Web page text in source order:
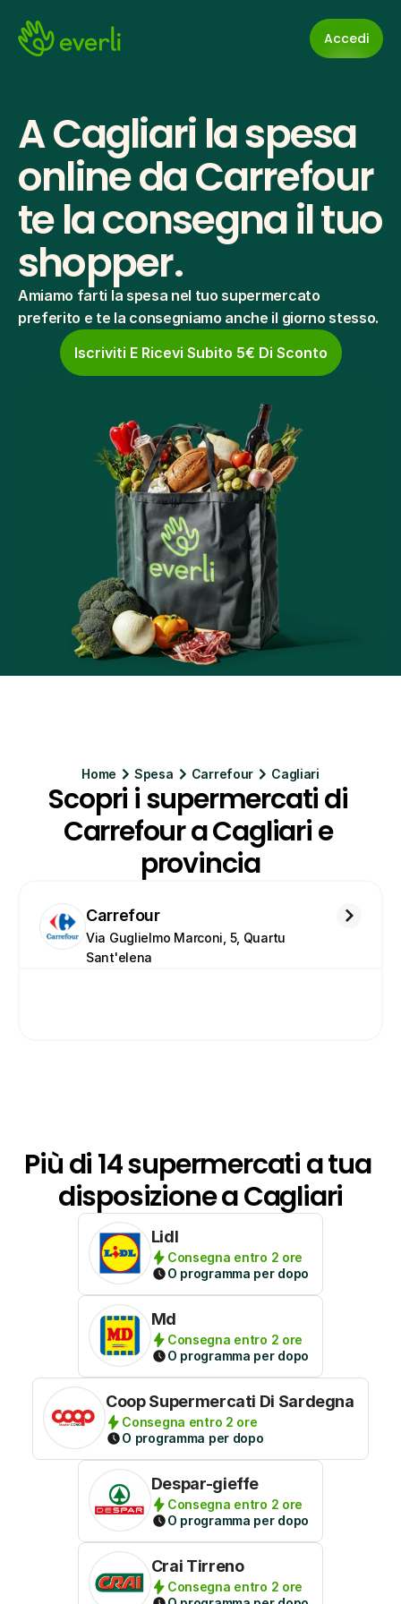
Accedi
A Cagliari la spesa
online da Carrefour
te la consegna il tuo
shopper.
Amiamo farti la spesa nel tuo supermercato
preferito e te la consegniamo anche il giorno stesso.
Iscriviti E Ricevi Subito 5€ Di Sconto
Home Spesa Carrefour Cagliari
Scopri i supermercati di
Carrefour a Cagliari e
provincia
Carrefour
Via Guglielmo Marconi, 5, Quartu
Sant'elena
Più di 14 supermercati a tua
disposizione a Cagliari
Lidl
Consegna entro 2 ore
O programma per dopo
Md
Consegna entro 2 ore
O programma per dopo
Coop Supermercati Di Sardegna
Consegna entro 2 ore
O programma per dopo
Despar-gieffe
Consegna entro 2 ore
O programma per dopo
Crai Tirreno
Consegna entro 2 ore